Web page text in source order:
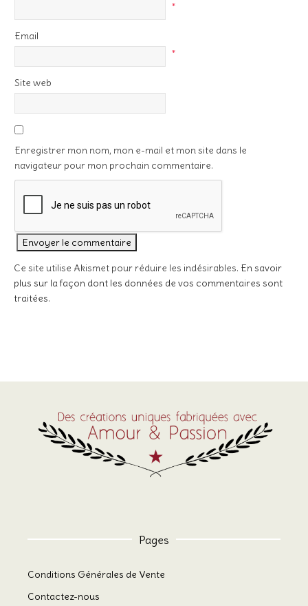
*
Email
*
Site web
Enregistrer mon nom, mon e-mail et mon site dans le
navigateur pour mon prochain commentaire.
Ce site utilise Akismet pour réduire les indésirables. En savoir
plus sur la façon dont les données de vos commentaires sont
traitées.
Pages
Conditions Générales de Vente
Contactez-nous